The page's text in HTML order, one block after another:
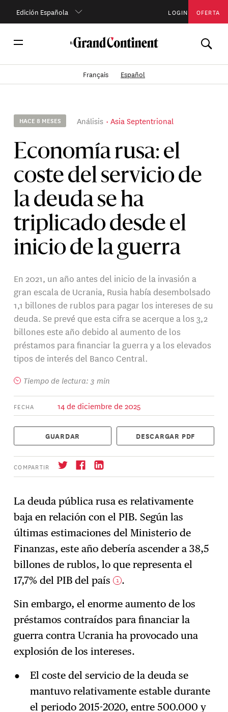
Edición Española LOGIN OFERTA
Français Español
HACE 8 MESES Análisis Asia Septentrional
Economía rusa: el
coste del servicio de
la deuda se ha
triplicado desde el
inicio de la guerra
En 2021, un año antes del inicio de la invasión a
gran escala de Ucrania, Rusia había desembolsado
1,1 billones de rublos para pagar los intereses de su
deuda. Se prevé que esta cifra se acerque a los 3,2
billones este año debido al aumento de los
préstamos para financiar la guerra y a los elevados
tipos de interés del Banco Central.
Tiempo de lectura: 3 min
FECHA 14 de diciembre de 2025
GUARDAR DESCARGAR PDF
COMPARTIR
→ Suscríbase
La deuda pública rusa es relativamente
baja en relación con el PIB. Según las
últimas estimaciones del Ministerio de
Finanzas, este año debería ascender a 38,5
billones de rublos, lo que representa el
17,7% del PIB del país 1 .
Sin embargo, el enorme aumento de los
préstamos contraídos para financiar la
guerra contra Ucrania ha provocado una
explosión de los intereses.
El coste del servicio de la deuda se
mantuvo relativamente estable durante
el periodo 2015-2020, entre 500.000 y